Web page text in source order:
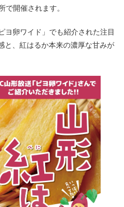
で開催されます。
ヨ卵ワイド」でも紹介された注目
と、紅はるか本来の濃厚な甘みが